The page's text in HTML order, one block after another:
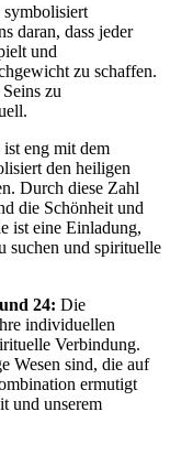
daran, dass jeder
und
zu schaffen.
zu
eng mit dem
den heiligen
Durch diese Zahl
die Schönheit und
ist eine Einladung,
suchen und spirituelle
24: Die
individuellen
Verbindung.
Wesen sind, die auf
ermutigt
und unserem